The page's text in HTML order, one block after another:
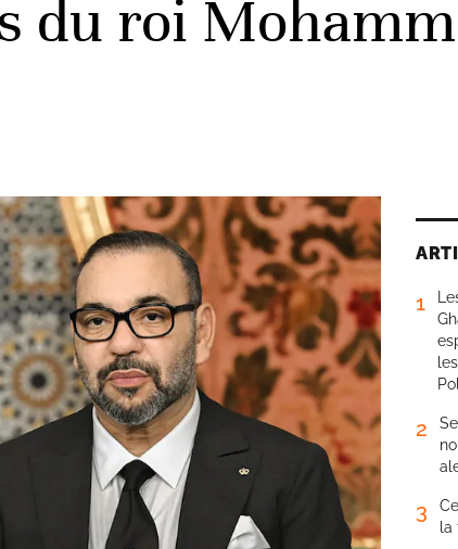
du roi
1
2
3